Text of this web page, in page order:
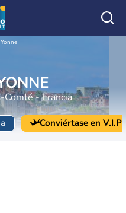
Yonne
- Francia
Conviértase en V.I.P